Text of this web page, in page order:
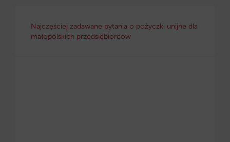
Najczęściej zadawane pytania o pożyczki unijne dla
małopolskich przedsiębiorców